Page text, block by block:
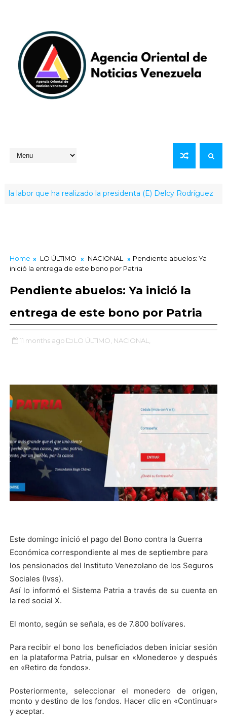
que ha realizado la presidenta (E) Delcy Rodríguez
Home LO ÚLTIMO NACIONAL
Pendiente abuelos: Ya
inició la entrega de este bono por Patria
Pendiente abuelos: Ya inició la
entrega de este bono por Patria
11 months ago LO ÚLTIMO, NACIONAL,
Este domingo inició el pago del Bono contra la Guerra
Económica correspondiente al mes de septiembre para
los pensionados del Instituto Venezolano de los Seguros
Sociales (Ivss).
Así lo informó el Sistema Patria a través de su cuenta en
la red social X.
El monto, según se señala, es de 7.800 bolívares.
Para recibir el bono los beneficiados deben iniciar sesión
en la plataforma Patria, pulsar en «Monedero» y después
en «Retiro de fondos».
Posteriormente, seleccionar el monedero de origen,
monto y destino de los fondos. Hacer clic en «Continuar»
y aceptar.